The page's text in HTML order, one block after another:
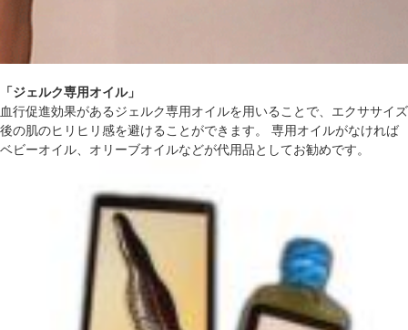
「ジェルク専用オイル」
血行促進効果があるジェルク専用オイルを用いることで、エクササイズ
後の肌のヒリヒリ感を避けることができます。 専用オイルがなければ
ベビーオイル、オリーブオイルなどが代用品としてお勧めです。